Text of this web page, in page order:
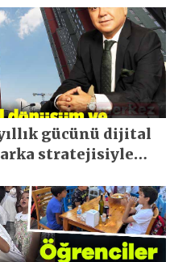
gücünü dijital
stratejisiyle